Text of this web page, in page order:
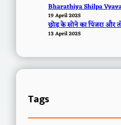
Bharathiya Shilpa
19 April 2025
छोड़ के सोने का पिंजरा और
13 April 2025
Tags